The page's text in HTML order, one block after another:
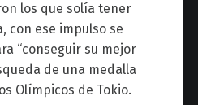
los que solía tener
con ese impulso se
“conseguir su mejor
de una medalla
Olímpicos de Tokio.